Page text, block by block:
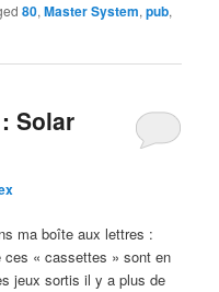
80,Master System,pub,
Solar
ma boîte aux lettres :
ces « cassettes » sont en
jeux sortis il y a plus de